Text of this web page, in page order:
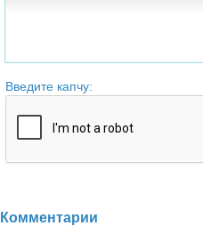
Введите капчу:
Комментарии